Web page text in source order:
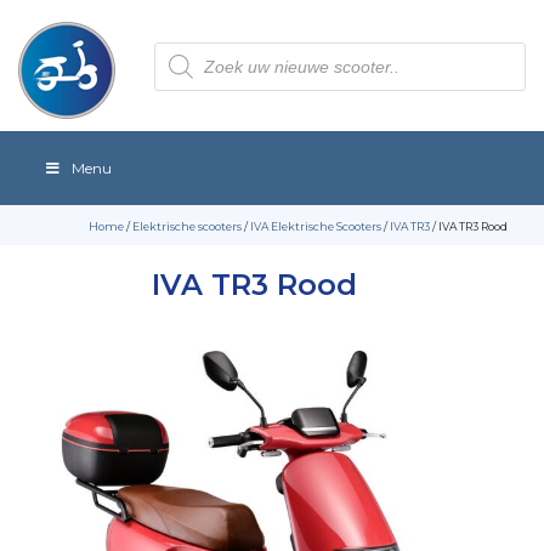
Producten
zoeken
Menu
Home/Elektrische scooters/IVA Elektrische Scooters/IVA TR3/ IVA TR3 Rood
IVA TR3 Rood